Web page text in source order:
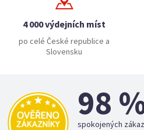
4 000 výdejních míst
po celé České republice a
Slovensku
98
spokojených